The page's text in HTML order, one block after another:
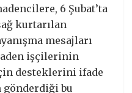
6 Şubat’ta
kurtarılan
mesajları
işçilerinin
desteklerini ifade
bu